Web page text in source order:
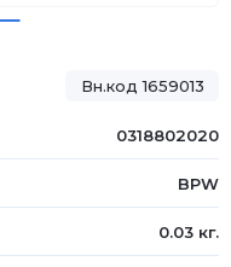
Вн.код 1659013
0318802020
BPW
0.03 кг.